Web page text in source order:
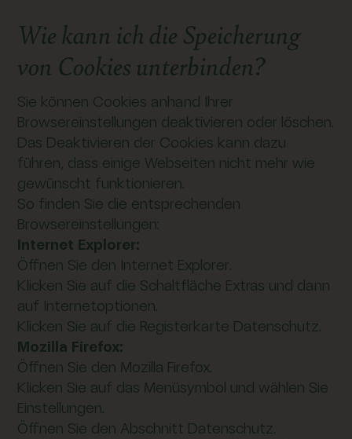
Wie kann ich die Speicherung
von Cookies unterbinden?
Sie können Cookies anhand Ihrer
Browsereinstellungen deaktivieren oder löschen.
Das Deaktivieren der Cookies kann dazu
führen, dass einige Webseiten nicht mehr wie
gewünscht funktionieren.
So finden Sie die entsprechenden
Browsereinstellungen:
Internet Explorer:
Öffnen Sie den Internet Explorer.
Klicken Sie auf die Schaltfläche Extras und dann
auf Internetoptionen.
Klicken Sie auf die Registerkarte Datenschutz.
Mozilla Firefox:
Öffnen Sie den Mozilla Firefox.
Klicken Sie auf das Menüsymbol und wählen Sie
Einstellungen.
Öffnen Sie den Abschnitt Datenschutz.